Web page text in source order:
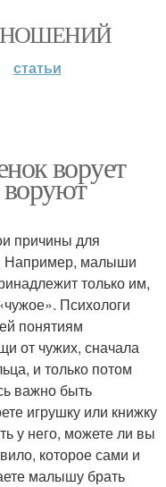
статьи
ворует
причины для
Например, малыши
только им,
Психологи
понятиям
от чужих, сначала
и только потом
важно быть
игрушку или книжку
у него, можете ли вы
которое сами и
малышу брать